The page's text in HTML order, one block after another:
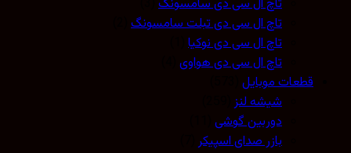
تاچ ال سی دی سامسونگ(3)
تاچ ال سی دی تبلت سامسونگ(2)
تاچ ال سی دی نوکیا (1)
تاچ ال سی دی هواوی(4)
قطعات موبایل(573)
شیشه لنز(259)
دوربین گوشی(11)
بازر صدای اسپیکر(7)